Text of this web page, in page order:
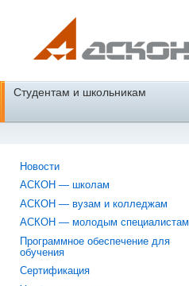
Студентам и школьникам
Новости
АСКОН — школам
АСКОН — вузам и колледжам
АСКОН — молодым специалистам
Программное обеспечение для
обучения
Сертификация